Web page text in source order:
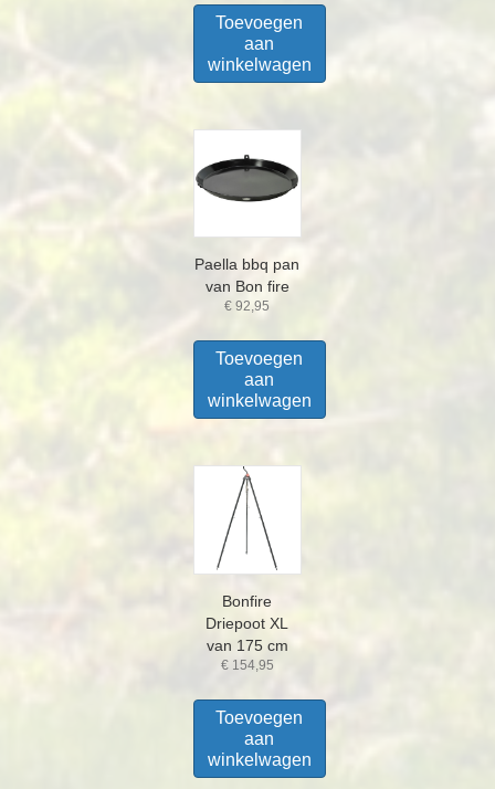
Toevoegen
aan
winkelwagen
Paella bbq pan
van Bon fire
€ 92,95
Toevoegen
aan
winkelwagen
Bonfire
Driepoot XL
van 175 cm
€154,95
Toevoegen
aan
winkelwagen